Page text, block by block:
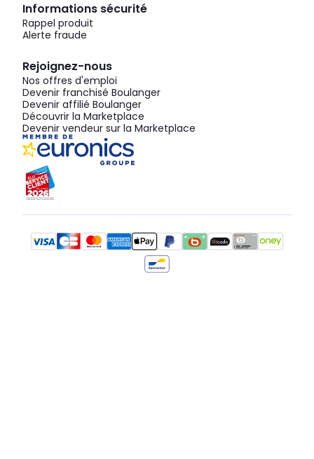
Informations sécurité
Rappel produit
Alerte fraude
Rejoignez-nous
Nos offres d'emploi
Devenir franchisé Boulanger
Devenir affilié Boulanger
Découvrir la Marketplace
Devenir vendeur sur la Marketplace